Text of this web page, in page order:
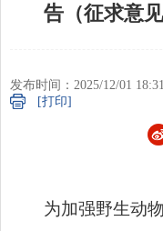
告（征求意
发布时间：2025/12/01 18:31
[打印]
为加强野生动